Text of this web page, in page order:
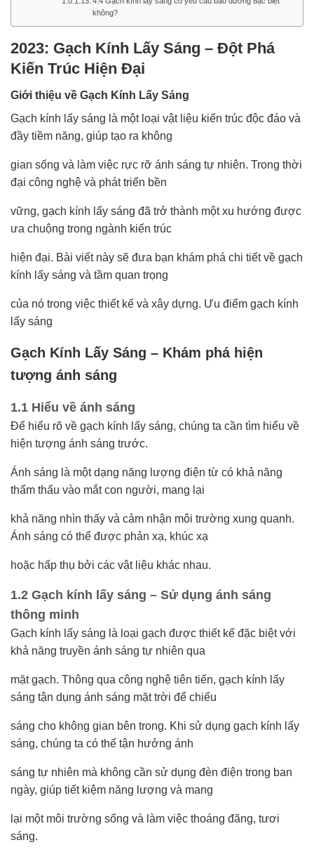
không?
2023: Gạch Kính Lấy Sáng – Đột Phá
Kiến Trúc Hiện Đại
Giới thiệu về Gạch Kính Lấy Sáng
Gạch kính lấy sáng là một loại vật liệu kiến trúc độc đáo và
đầy tiềm năng, giúp tạo ra không
gian sống và làm việc rực rỡ ánh sáng tự nhiên. Trong thời
đại công nghệ và phát triển bền
vững, gạch kính lấy sáng đã trở thành một xu hướng được
ưa chuộng trong ngành kiến trúc
hiện đại. Bài viết này sẽ đưa bạn khám phá chi tiết về gạch
kính lấy sáng và tầm quan trọng
của nó trong việc thiết kế và xây dựng. Ưu điểm gạch kính
lấy sáng
Gạch Kính Lấy Sáng – Khám phá hiện
tượng ánh sáng
1.1 Hiểu về ánh sáng
Để hiểu rõ về gạch kính lấy sáng, chúng ta cần tìm hiểu về
hiện tượng ánh sáng trước.
Ánh sáng là một dạng năng lượng điện từ có khả năng
thẩm thấu vào mắt con người, mang lại
khả năng nhìn thấy và cảm nhận môi trường xung quanh.
Ánh sáng có thể được phản xạ, khúc xạ
hoặc hấp thụ bởi các vật liệu khác nhau.
1.2 Gạch kính lấy sáng – Sử dụng ánh sáng
thông minh
Gạch kính lấy sáng là loại gạch được thiết kế đặc biệt với
khả năng truyền ánh sáng tự nhiên qua
mặt gạch. Thông qua công nghệ tiên tiến, gạch kính lấy
sáng tận dụng ánh sáng mặt trời để chiếu
sáng cho không gian bên trong. Khi sử dụng gạch kính lấy
sáng, chúng ta có thể tận hưởng ánh
sáng tự nhiên mà không cần sử dụng đèn điện trong ban
ngày, giúp tiết kiệm năng lượng và mang
lại một môi trường sống và làm việc thoáng đãng, tươi
sáng.